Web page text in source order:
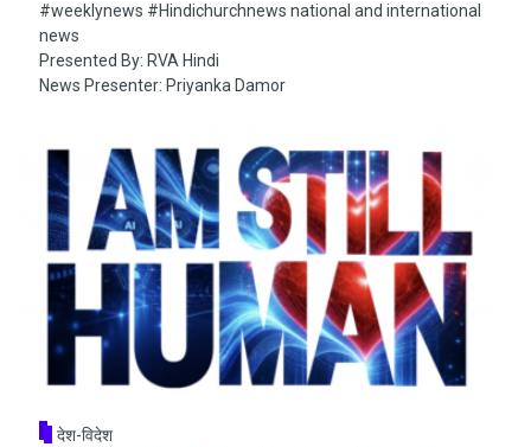
#weeklynews​ #Hindichurchnews national and international
news
Presented By: RVA Hindi
News Presenter: Priyanka Damor
देश-विदेश